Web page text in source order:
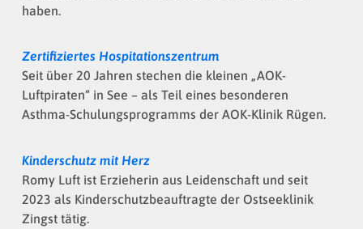
haben.
Zertifiziertes Hospitationszentrum
Seit über 20 Jahren stechen die kleinen „AOK-
Luftpiraten“ in See – als Teil eines besonderen
Asthma-Schulungsprogramms der AOK-Klinik Rügen.
Kinderschutz mit Herz
Romy Luft ist Erzieherin aus Leidenschaft und seit
2023 als Kinderschutzbeauftragte der Ostseeklinik
Zingst tätig.